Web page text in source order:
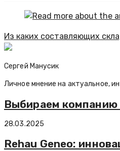
Из каких составляющих
Сергей Манусик
Личное мнение на актуальное,
Выбираем компанию
28.03.2025
Rehau Geneo: